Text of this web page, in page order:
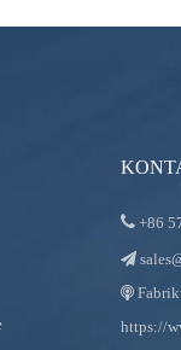
 +86


https://